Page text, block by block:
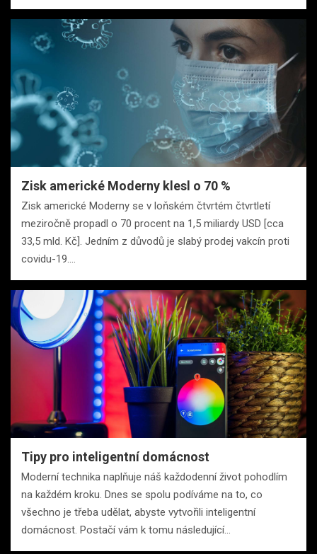
Zisk americké Moderny klesl o 70 %
Zisk americké Moderny se v loňském čtvrtém čtvrtletí
meziročně propadl o 70 procent na 1,5 miliardy USD [cca
33,5 mld. Kč]. Jedním z důvodů je slabý prodej vakcín proti
covidu-19.…
Tipy pro inteligentní domácnost
Moderní technika naplňuje náš každodenní život pohodlím
na každém kroku. Dnes se spolu podíváme na to, co
všechno je třeba udělat, abyste vytvořili inteligentní
domácnost. Postačí vám k tomu následující…